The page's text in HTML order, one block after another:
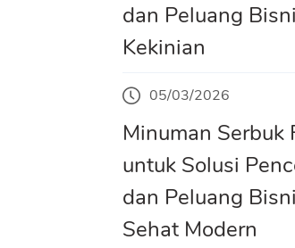
dan Peluang
Kekinian
05/03/2026
Minuman Serbuk
untuk Solusi
dan Peluang
Sehat Modern